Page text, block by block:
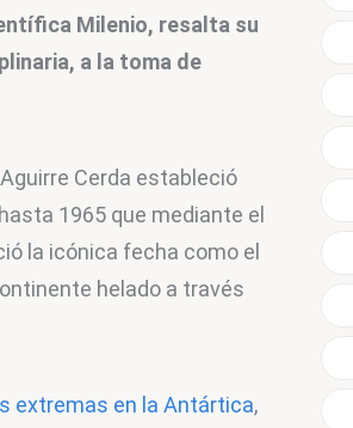
Milenio, resalta su
a la toma de
Cerda estableció
1965 que mediante el
la icónica fecha como el
helado a través
extremas en la Antártica,